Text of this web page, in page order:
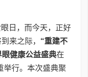
日，而今天，正好
来之际， “重建不
健康公益盛典在
举行。本次盛典聚